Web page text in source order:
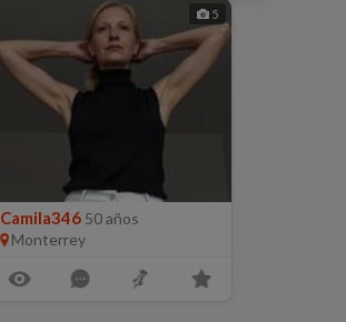
5
Camila346 50 años
Monterrey